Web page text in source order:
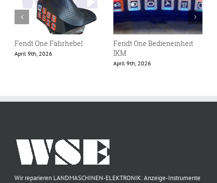
Fendt One Fahrhebel
April 9th, 2026
Fendt One Bedieneinheit
IKM
April 9th, 2026
Wir reparieren LANDMASCHINEN-ELEKTRONIK: Anzeige-Instrumente